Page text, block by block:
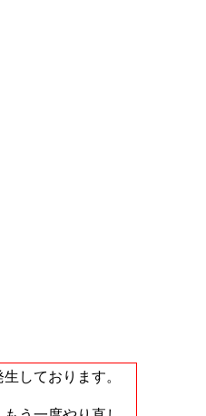
しております。